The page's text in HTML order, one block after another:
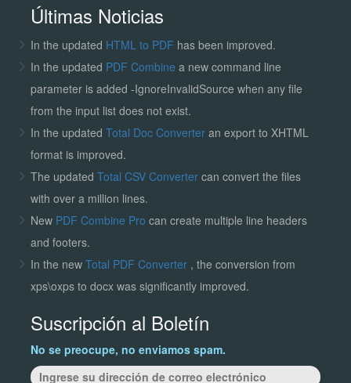
Últimas Noticias
In the updated HTML to PDF has been improved.
In the updated PDF Combine a new command line
parameter is added -IgnoreInvalidSource when any file
from the input list does not exist.
In the updated Total Doc Converter an export to XHTML
format is improved.
The updated Total CSV Convertercan convert the files
with over a million lines.
New PDF Combine Pro can create multiple line headers
and footers.
In the new Total PDF Converter , the conversion from
xps\oxps to docx was significantly improved.
Suscripción al Boletín
No se preocupe, no enviamos spam.